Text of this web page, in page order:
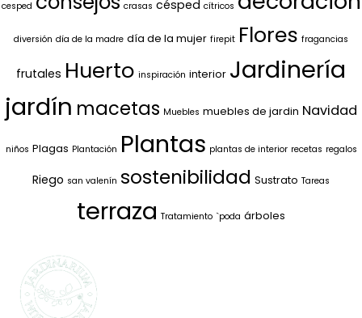
cesped crasas césped cítricos
diversión día de la madre día de la mujer firepit Flores fragancias
frutales Huerto inspiración interior Jardinería
jardín macetas Muebles muebles de jardin Navidad
niños Plagas Plantación Plantas plantas de interior recetas regalos
Riego san valenín sostenibilidad Sustrato Tareas
terraza Tratamiento `poda árboles